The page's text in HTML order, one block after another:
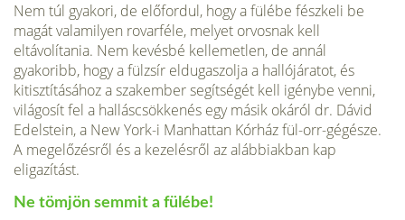
Nem túl gyakori, de előfordul, hogy a fülébe fészkeli be
magát valamilyen rovarféle, melyet orvosnak kell
eltávolítania. Nem kevésbé kellemetlen, de an­nál
gyakoribb, hogy a fülzsír eldugaszolja a hallójáratot, és
kitisztításához a szakember segítségét kell igénybe venni,
világosít fel a halláscsökkenés egy másik okáról dr. Dávid
Edelstein, a New York-i Manhattan Kórház fül-orr-gégé­sze.
A megelőzésről és a kezelésről az alábbiakban kap
eligazítást.
Ne tömjön semmit a fülébe!